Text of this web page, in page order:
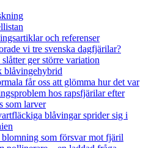
och referenser
vi tre svenska dagfjärilar?
ger större variation
blåvingehybrid
får oss att glömma hur det var
hos rapsfjärilar efter
som larver
blåvingar sprider sig i
som försvar mot fjäril